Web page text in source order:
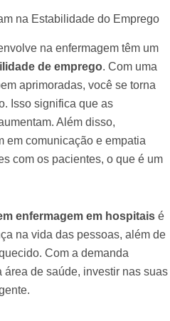
na Estabilidade do Emprego
na enfermagem têm um
de emprego. Com uma
aprimoradas, você se torna
Isso significa que as
Além disso,
em comunicação e empatia
com os pacientes, o que é um
enfermagem em hospitais é
na vida das pessoas, além de
Com a demanda
de saúde, investir nas suas